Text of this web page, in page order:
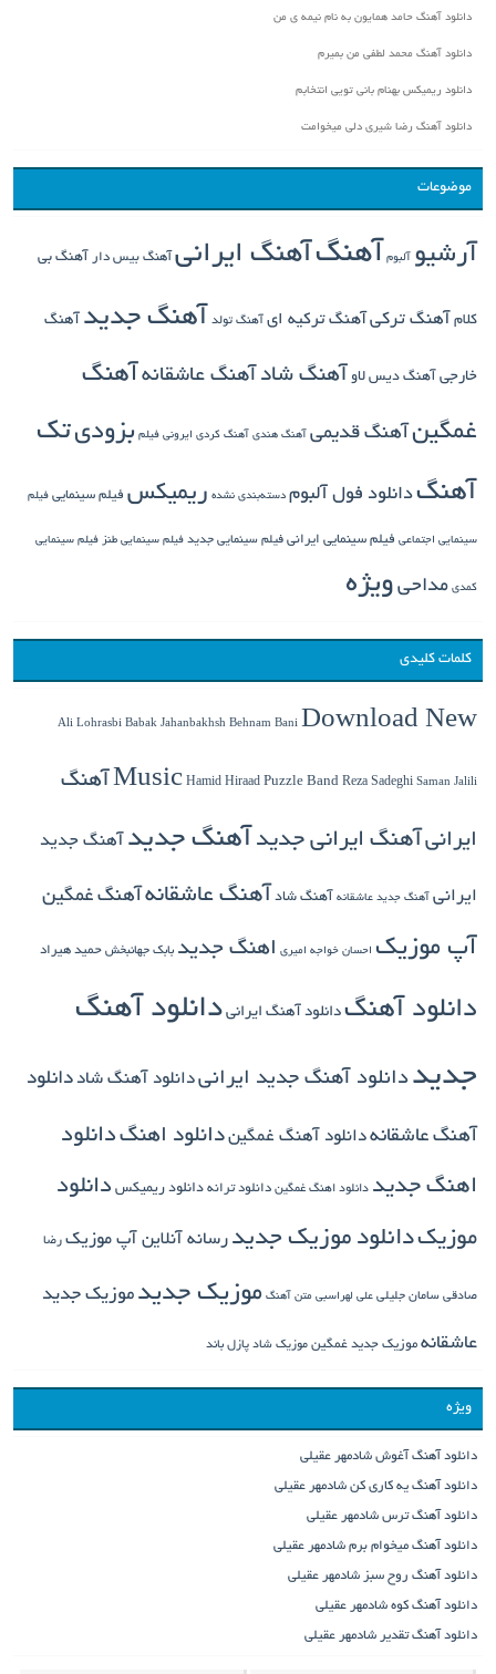
دانلود آهنگ حامد همایون به نام نیمه ی من
دانلود آهنگ محمد لطفی من بمیرم
دانلود ریمیکس بهنام بانی تویی انتخابم
دانلود آهنگ رضا شیری دلی میخوامت
موضوعات
آرشیو آلبوم آهنگ آهنگ ایرانی آهنگ بیس دار آهنگ بی
کلام آهنگ ترکی آهنگ ترکیه ای آهنگ تولد آهنگ جدید آهنگ
خارجی آهنگ دیس لاو آهنگ شاد آهنگ عاشقانه آهنگ
غمگین آهنگ قدیمی آهنگ هندی آهنگ کردی ایرونی فیلم بزودیتک
آهنگدانلود فول آلبوم دسته‌بندی نشده ریمیکس فیلم سینمایی فیلم
سینمایی اجتماعی فیلم سینمایی ایرانی فیلم سینمایی جدید فیلم سینمایی طنز فیلم سینمایی
کمدی مداحی ویژه
کلمات کلیدی
Ali Lohrasbi Babak Jahanbakhsh Behnam Bani Download New
Music Hamid Hiraad Puzzle Band Reza Sadeghi Saman Jalili آهنگ
ایرانی آهنگ ایرانی جدید آهنگ جدید آهنگ جدید
ایرانی آهنگ جدید عاشقانه آهنگ شاد آهنگ عاشقانه آهنگ غمگین
آپ موزیک احسان خواجه امیری اهنگ جدید بابک جهانبخش حمید هیراد
دانلود آهنگ دانلود آهنگ ایرانی دانلود آهنگ
جدید دانلود آهنگ جدید ایرانیدانلود آهنگ شاد دانلود
آهنگ عاشقانهدانلود آهنگ غمگیندانلود اهنگ دانلود
اهنگ جدید دانلود اهنگ غمگین دانلود ترانه دانلود ریمیکس دانلود
موزیکدانلود موزیک جدید رسانه آنلاین آپ موزیک رضا
صادقی سامان جلیلی علی لهراسبی متن آهنگ موزیک جدید موزیک جدید
عاشقانه موزیک جدید غمگین موزیک شاد پازل باند
ویژه
دانلود آهنگ آغوش شادمهر عقیلی
دانلود آهنگ یه کاری کن شادمهر عقیلی
دانلود آهنگ ترس شادمهر عقیلی
دانلود آهنگ میخوام برم شادمهر عقیلی
دانلود آهنگ روح سبز شادمهر عقیلی
دانلود آهنگ کوه شادمهر عقیلی
دانلود آهنگ تقدیر شادمهر عقیلی